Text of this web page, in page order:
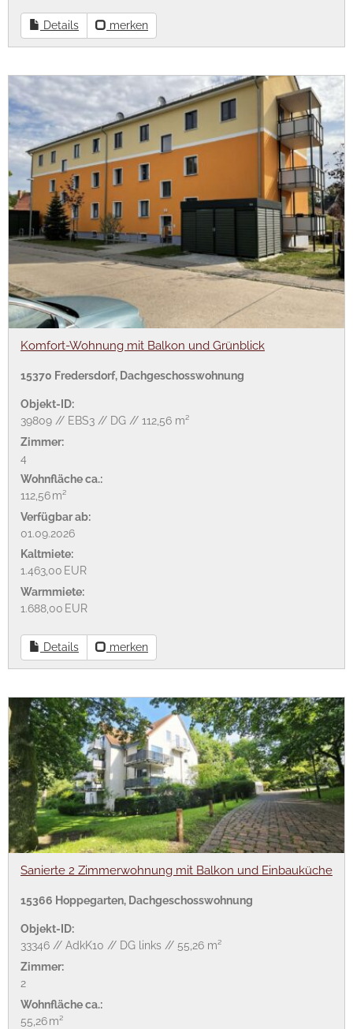
Details merken
Komfort-Wohnung mit Balkon und Grünblick
15370 Fredersdorf, Dachgeschosswohnung
Objekt-ID:
39809 // EBS3 // DG // 112,56 m²
Zimmer:
4
Wohnfläche ca.:
112,56 m²
Verfügbar ab:
01.09.2026
Kaltmiete:
1.463,00 EUR
Warmmiete:
1.688,00 EUR
Details merken
Sanierte 2 Zimmerwohnung mit Balkon und Einbauküche
15366 Hoppegarten, Dachgeschosswohnung
Objekt-ID:
33346 // AdkK10 // DG links // 55,26 m²
Zimmer:
2
Wohnfläche ca.:
55,26 m²